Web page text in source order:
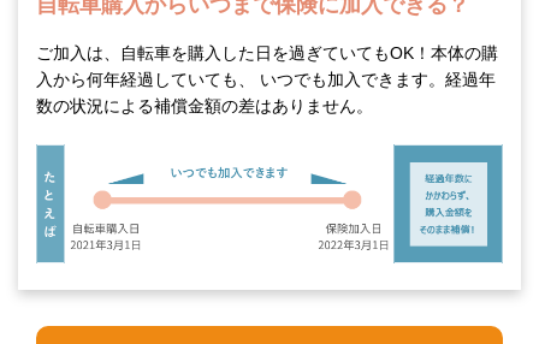
自転車購入からいつまで保険に加入できる？
ご加入は、自転車を購入した日を過ぎていてもOK！本体の購
入から何年経過していても、 いつでも加入できます。経過年
数の状況による補償金額の差はありません。